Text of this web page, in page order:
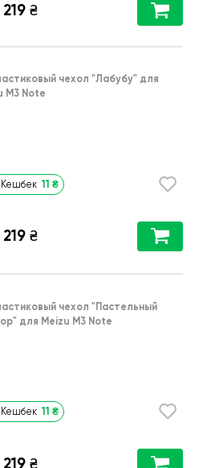
219 ₴
чехол "Лабубу" для
M3 Note
Кешбек 11 ₴
219 ₴
чехол "Пастельный
для Meizu M3 Note
Кешбек 11 ₴
219 ₴